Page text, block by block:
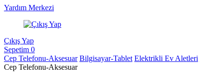
Yardım Merkezi
Çıkış Yap
Sepetim 0
Cep Telefonu-Aksesuar Bilgisayar-Tablet Elektrikli Ev Aletleri
Cep Telefonu-Aksesuar